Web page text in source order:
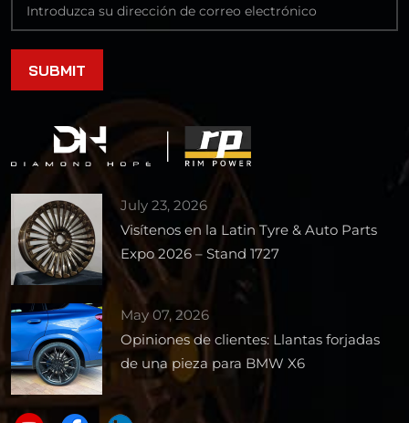
July 23, 2026
Visítenos en la Latin Tyre & Auto Parts
Expo 2026 – Stand 1727
May 07, 2026
Opiniones de clientes: Llantas forjadas
de una pieza para BMW X6